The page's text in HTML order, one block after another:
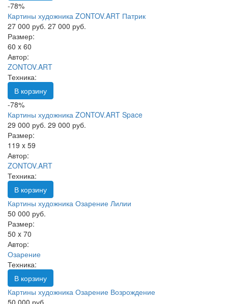
-78%
Картины художника ZONTOV.ART Патрик
27 000 руб. 27 000 руб.
Размер:
60 x 60
Автор:
ZONTOV.ART
Техника:
В корзину
-78%
Картины художника ZONTOV.ART Space
29 000 руб. 29 000 руб.
Размер:
119 x 59
Автор:
ZONTOV.ART
Техника:
В корзину
Картины художника Озарение Лилии
50 000 руб.
Размер:
50 x 70
Автор:
Озарение
Техника:
В корзину
Картины художника Озарение Возрождение